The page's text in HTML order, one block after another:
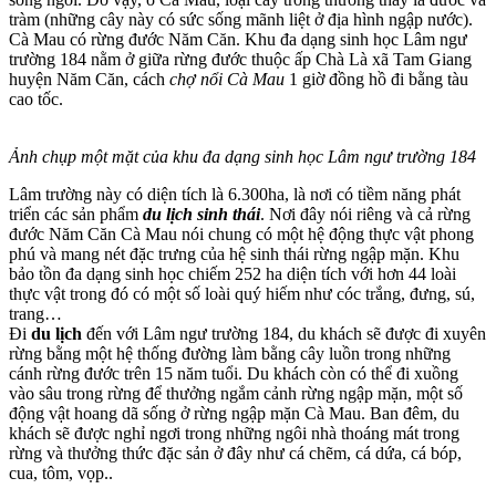
tràm (những cây này có sức sống mãnh liệt ở địa hình ngập nước).
Cà Mau có rừng đước Năm Căn. Khu đa dạng sinh học Lâm ngư
trường 184 nằm ở giữa rừng đước thuộc ấp Chà Là xã Tam Giang
huyện Năm Căn, cách chợ nổi Cà Mau 1 giờ đồng hồ đi bằng tàu
cao tốc.
Ảnh chụp một mặt của khu đa dạng sinh học Lâm ngư trường 184
Lâm trường này có diện tích là 6.300ha, là nơi có tiềm năng phát
triển các sản phẩm du lịch sinh thái. Nơi đây nói riêng và cả rừng
đước Năm Căn Cà Mau nói chung có một hệ động thực vật phong
phú và mang nét đặc trưng của hệ sinh thái rừng ngập mặn. Khu
bảo tồn đa dạng sinh học chiếm 252 ha diện tích với hơn 44 loài
thực vật trong đó có một số loài quý hiếm như cóc trắng, đưng, sú,
trang…
Đi du lịch đến với Lâm ngư trường 184, du khách sẽ được đi xuyên
rừng bằng một hệ thống đường làm bằng cây luồn trong những
cánh rừng đước trên 15 năm tuổi. Du khách còn có thể đi xuồng
vào sâu trong rừng để thưởng ngắm cảnh rừng ngập mặn, một số
động vật hoang dã sống ở rừng ngập mặn Cà Mau. Ban đêm, du
khách sẽ được nghỉ ngơi trong những ngôi nhà thoáng mát trong
rừng và thưởng thức đặc sản ở đây như cá chẽm, cá dứa, cá bóp,
cua, tôm, vọp..